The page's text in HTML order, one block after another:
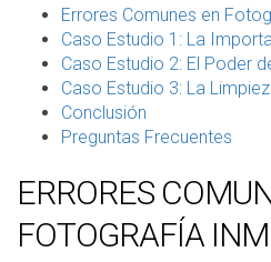
Errores Comunes en
Caso Estudio 1: La
Caso Estudio 2: El Poder
Caso Estudio 3: La
Conclusión
Preguntas Frecuentes
ERRORES
FOTOGRAFÍA